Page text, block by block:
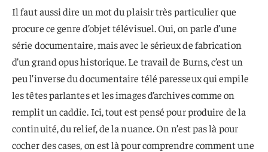
Il faut aussi dire un mot du plaisir très particulier que
procure ce genre d’objet télévisuel. Oui, on parle d’une
série documentaire, mais avec le sérieux de fabrication
d’un grand opus historique. Le travail de Burns, c’est un
peu l’inverse du documentaire télé paresseux qui empile
les têtes parlantes et les images d’archives comme on
remplit un caddie. Ici, tout est pensé pour produire de la
continuité, du relief, de la nuance. On n’est pas là pour
cocher des cases, on est là pour comprendre comment une